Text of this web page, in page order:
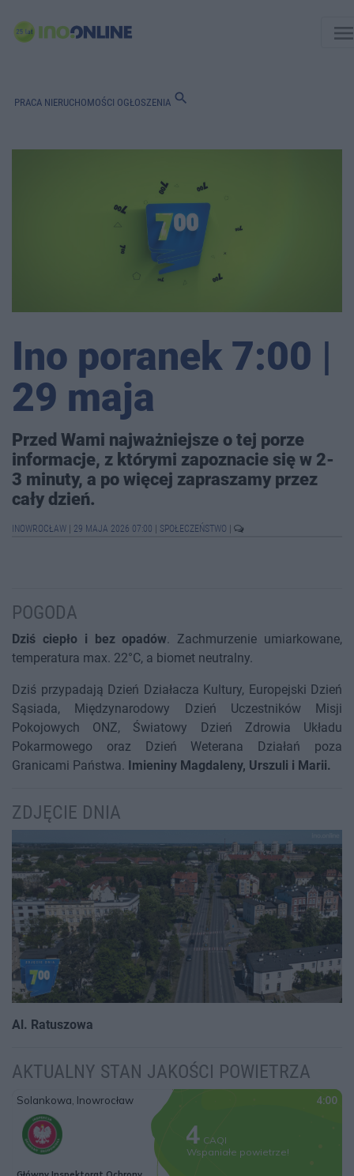
PRACA NIERUCHOMOŚCI OGŁOSZENIA search
Ino poranek 7:00 |
29 maja
Przed Wami najważniejsze o tej porze
informacje, z którymi zapoznacie się w 2-
3 minuty, a po więcej zapraszamy przez
cały dzień.
INOWROCŁAW 29 MAJA 2026 07:00 SPOŁECZEŃSTWO
POGODA
Dziś ciepło i bez opadów. Zachmurzenie umiarkowane,
temperatura max. 22°C, a biomet neutralny.
Dziś przypadają Dzień Działacza Kultury, Europejski Dzień
Sąsiada, Międzynarodowy Dzień Uczestników Misji
Pokojowych ONZ, Światowy Dzień Zdrowia Układu
Pokarmowego oraz Dzień Weterana Działań poza
Granicami Państwa. Imieniny Magdaleny, Urszuli i Marii.
ZDJĘCIE DNIA
Al. Ratuszowa
AKTUALNY STAN JAKOŚCI POWIETRZA